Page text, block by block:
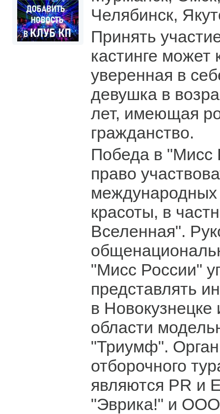
Челябинск,
Принять
кастинге может
уверенная в
девушка в
лет, имеющая
гражданство.
Победа в "Мисс
право
международных
красоты, в
Вселенная".
"Мисс России"
представлять
в
области
"Триумф".
отборочного
являются PR и
"Эврика!" и